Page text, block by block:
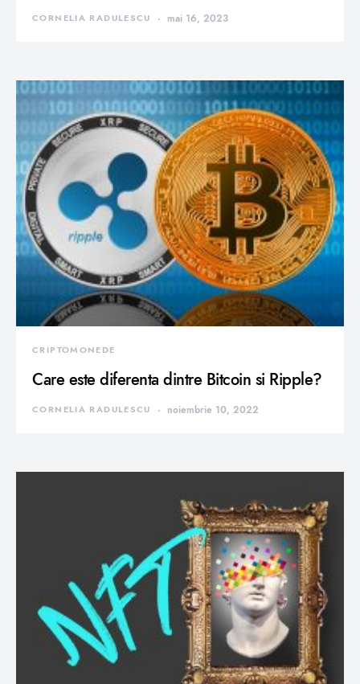
CORNELIA RADULESCU mai 16, 2023
CRIPTOMONEDE
Care este diferenta dintre Bitcoin si Ripple?
CORNELIA RADULESCU noiembrie 10, 2022